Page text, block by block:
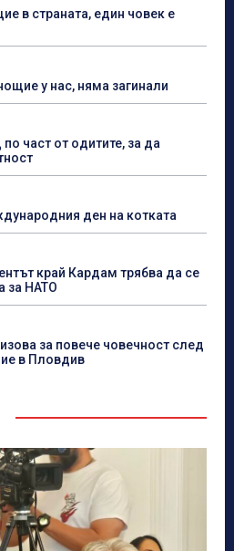
в страната, един човек е
у нас, няма загинали
част от одитите, за да
ден на котката
край Кардам трябва да се
за НАТО
за повече човечност след
в Пловдив